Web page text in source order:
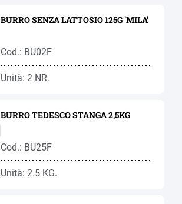
BURRO SENZA LATTOSIO 125G 'MILA'
Cod.: BU02F
Unità: 2 NR.
BURRO TEDESCO STANGA 2,5KG
Cod.: BU25F
Unità: 2.5 KG.